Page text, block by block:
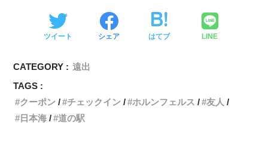
ツイート シェア はてブ LINE
CATEGORY : 遠出
TAGS :
クーポン
チェックイン ホルンフェルス
友人
日本海
道の駅